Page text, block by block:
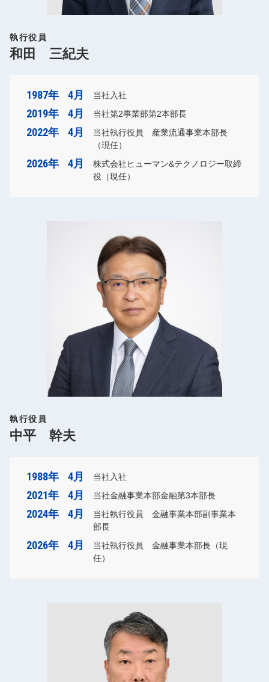
執行役員
和田 三紀夫
1987年 4月 当社入社
2019年 4月 当社第2事業部第2本部長
2022年 4月
当社執行役員 産業流通事業本部長
（現任）
2026年 4月
株式会社ヒューマン&テクノロジー取締
役（現任）
執行役員
中平 幹夫
1988年 4月 当社入社
2021年 4月 当社金融事業本部金融第3本部長
2024年 4月
当社執行役員 金融事業本部副事業本
部長
2026年 4月
当社執行役員 金融事業本部長（現
任）